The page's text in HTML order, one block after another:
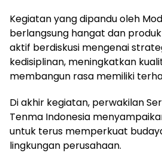
Kegiatan yang dipandu oleh
berlangsung hangat dan
aktif berdiskusi mengenai
kedisiplinan, meningkatkan
membangun rasa memiliki
Di akhir kegiatan, perwakilan
Tenma Indonesia
untuk terus memperkuat
lingkungan perusahaan.